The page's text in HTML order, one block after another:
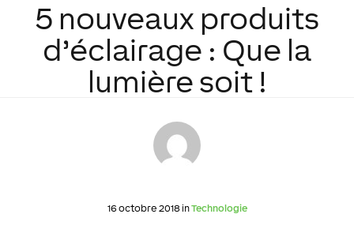
5 nouveaux produits
d’éclairage : Que la
lumière soit !
16 octobre 2018 inTechnologie